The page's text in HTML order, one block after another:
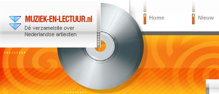
Home Nieuw